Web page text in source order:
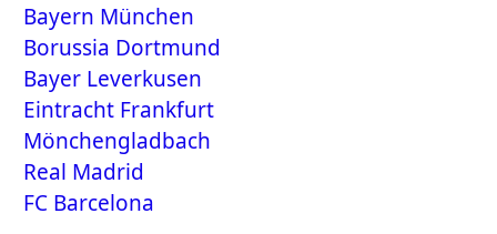
Bayern München
Borussia Dortmund
Bayer Leverkusen
Eintracht Frankfurt
Mönchengladbach
Real Madrid
FC Barcelona